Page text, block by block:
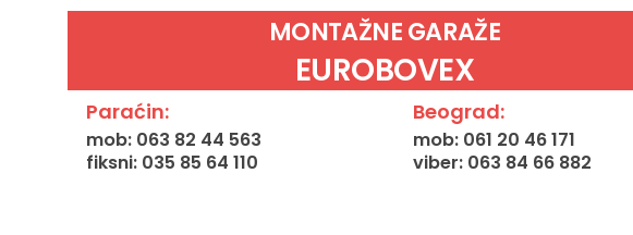
MONTAŽNE GARAŽE
EUROBOVEX
Paraćin:
mob: 063 82 44 563
fiksni: 035 85 64 110
Beograd:
mob: 061 20 46 171
viber: 063 84 66 882